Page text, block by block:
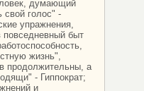
думающий
свой голос" -
упражнения,
быт
жизнь",
продолжительны, а
- Гиппократ;
и